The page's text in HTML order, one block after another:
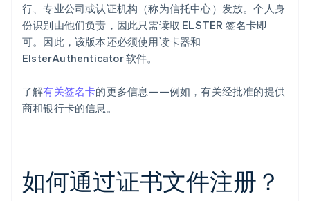
行、专业公司或认证机构（称为信托中心）发放。个人身
份识别由他们负责，因此只需读取 ELSTER 签名卡即
可。因此，该版本还必须使用读卡器和
ElsterAuthenticator 软件。
了解有关签名卡的更多信息——例如，有关经批准的提供
商和银行卡的信息。
如何通过证书文件注册？